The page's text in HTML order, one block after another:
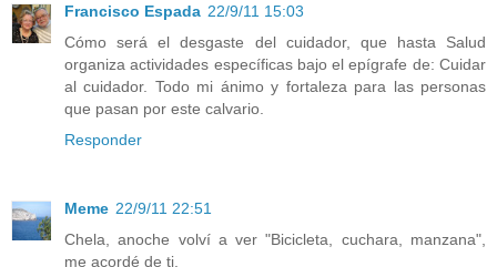
Francisco Espada 22/9/11 15:03
Cómo será el desgaste del cuidador, que hasta Salud
organiza actividades específicas bajo el epígrafe de: Cuidar
al cuidador. Todo mi ánimo y fortaleza para las personas
que pasan por este calvario.
Responder
Meme 22/9/11 22:51
Chela, anoche volví a ver "Bicicleta, cuchara, manzana",
me acordé de ti.